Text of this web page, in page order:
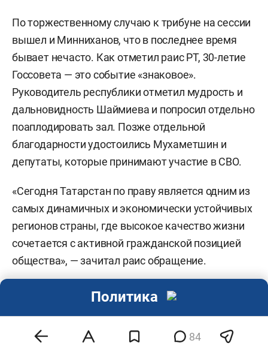
По торжественному случаю к трибуне на сессии
вышел и Минниханов, что в последнее время
бывает нечасто. Как отметил раис РТ, 30-летие
Госсовета — это событие «знаковое».
Руководитель республики отметил мудрость и
дальновидность Шаймиева и попросил отдельно
поаплодировать зал. Позже отдельной
благодарности удостоились Мухаметшин и
депутаты, которые принимают участие в СВО.
«Сегодня Татарстан по праву является одним из
самых динамичных и экономически устойчивых
регионов страны, где высокое качество жизни
сочетается с активной гражданской позицией
общества», — зачитал раис обращение.
84
Политика